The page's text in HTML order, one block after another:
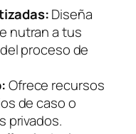
Diseña
nutran a tus
proceso de
Ofrece recursos
de caso o
privados.